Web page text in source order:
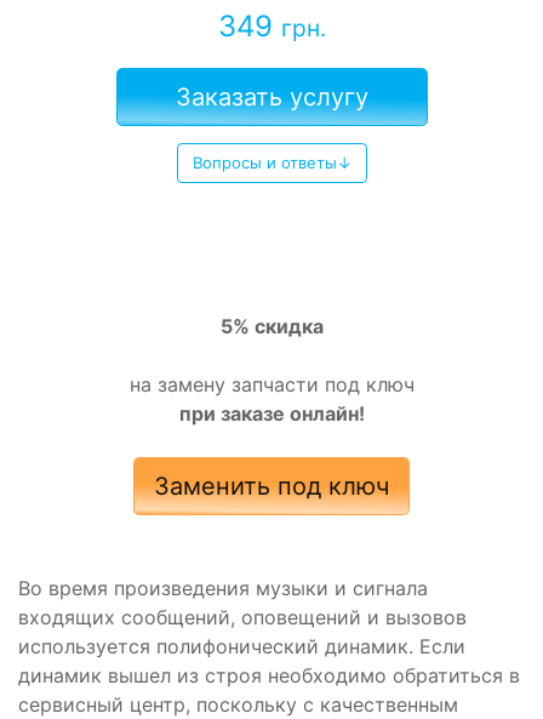
349 грн.
Заказать услугу
Вопросы и ответы↓
5% скидка
на замену запчасти под ключ
при заказе онлайн!
Заменить под ключ
Во время произведения музыки и сигнала
входящих сообщений, оповещений и вызовов
используется полифонический динамик. Если
динамик вышел из строя необходимо обратиться в
сервисный центр, поскольку с качественным